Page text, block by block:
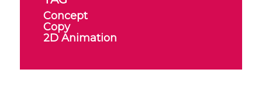
Concept
Copy
2D Animation